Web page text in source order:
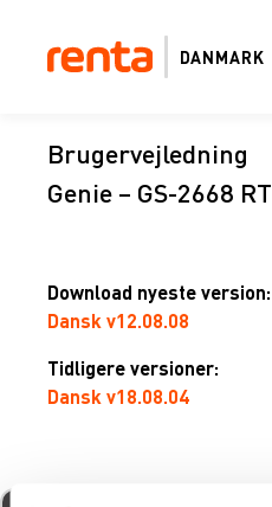
DANMARK
Brugervejledning
Genie – GS-2668 RT
Download nyeste version:
Dansk v12.08.08
Tidligere versioner:
Dansk v18.08.04